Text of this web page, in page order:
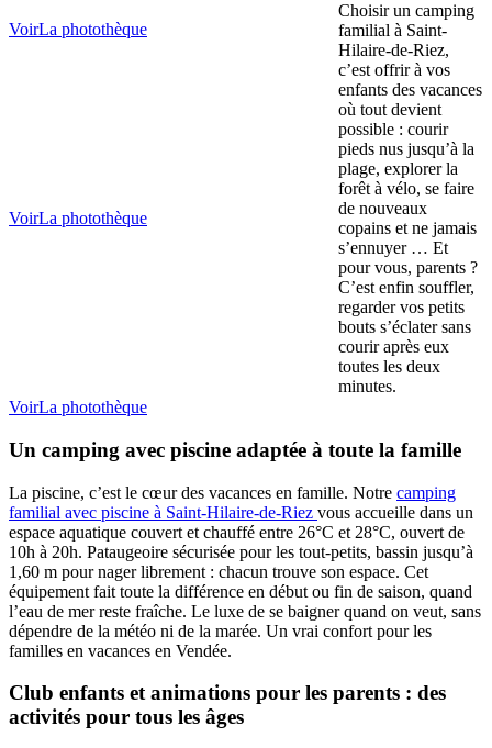
VoirLa photothèque
VoirLa photothèque
VoirLa photothèque
Choisir un camping
familial à Saint-
Hilaire-de-Riez,
c’est offrir à vos
enfants des vacances
où tout devient
possible : courir
pieds nus jusqu’à la
plage, explorer la
forêt à vélo, se faire
de nouveaux
copains et ne jamais
s’ennuyer … Et
pour vous, parents ?
C’est enfin souffler,
regarder vos petits
bouts s’éclater sans
courir après eux
toutes les deux
minutes.
Un camping avec piscine adaptée à toute la famille
La piscine, c’est le cœur des vacances en famille. Notre camping
familial avec piscine à Saint-Hilaire-de-Riez vous accueille dans un
espace aquatique couvert et chauffé entre 26°C et 28°C, ouvert de
10h à 20h. Pataugeoire sécurisée pour les tout-petits, bassin jusqu’à
1,60 m pour nager librement : chacun trouve son espace. Cet
équipement fait toute la différence en début ou fin de saison, quand
l’eau de mer reste fraîche. Le luxe de se baigner quand on veut, sans
dépendre de la météo ni de la marée. Un vrai confort pour les
familles en vacances en Vendée.
Club enfants et animations pour les parents : des
activités pour tous les âges